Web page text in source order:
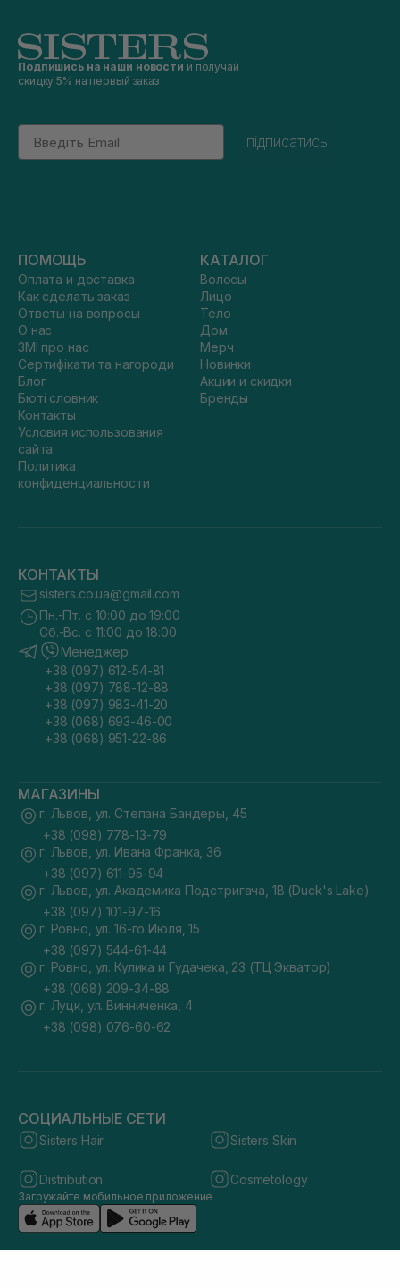
Подпишись на наши новости и получай
скидку 5% на первый заказ
Email
підписатись
ПОМОЩЬ
Оплата и доставка
Как сделать заказ
Ответы на вопросы
О нас
ЗМІ про нас
Сертифікати та нагороди
Блог
Бюті словник
Контакты
Условия использования
сайта
Политика
конфиденциальности
КАТАЛОГ
Волосы
Лицо
Тело
Дом
Мерч
Новинки
Акции и скидки
Бренды
КОНТАКТЫ
sisters.co.ua@gmail.com
Пн.-Пт. с 10:00 до 19:00
Сб.-Вс. с 11:00 до 18:00
Менеджер
+38 (097) 612-54-81
+38 (097) 788-12-88
+38 (097) 983-41-20
+38 (068) 693-46-00
+38 (068) 951-22-86
МАГАЗИНЫ
г. Львов, ул. Степана Бандеры, 45
+38 (098) 778-13-79
г. Львов, ул. Ивана Франка, 36
+38 (097) 611-95-94
г. Львов, ул. Академика Подстригача, 1В (Duck's Lake)
+38 (097) 101-97-16
г. Ровно, ул. 16-го Июля, 15
+38 (097) 544-61-44
г. Ровно, ул. Кулика и Гудачека, 23 (ТЦ Экватор)
+38 (068) 209-34-88
г. Луцк, ул. Винниченка, 4
+38 (098) 076-60-62
СОЦИАЛЬНЫЕ СЕТИ
Sisters Hair Sisters Skin
Distribution Cosmetology
Загружайте мобильное приложение